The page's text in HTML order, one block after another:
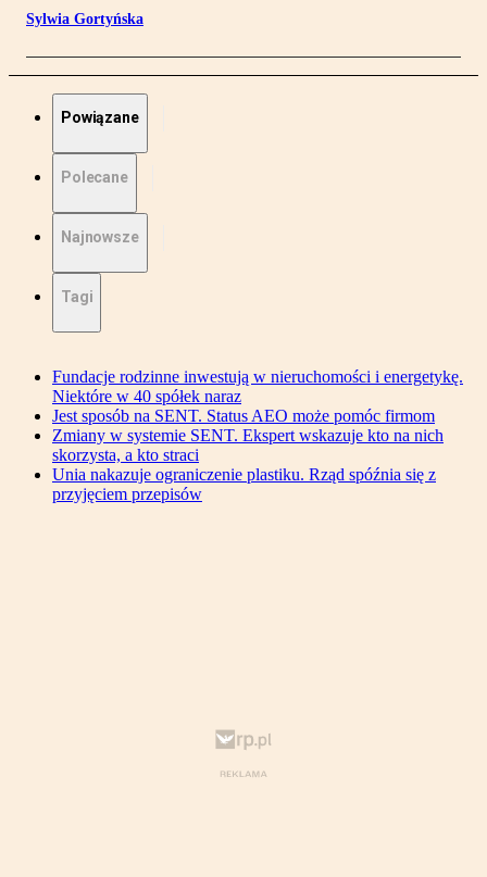
Sylwia Gortyńska
Powiązane
Polecane
Najnowsze
Tagi
Fundacje rodzinne inwestują w nieruchomości i energetykę.
Niektóre w 40 spółek naraz
Jest sposób na SENT. Status AEO może pomóc firmom
Zmiany w systemie SENT. Ekspert wskazuje kto na nich
skorzysta, a kto straci
Unia nakazuje ograniczenie plastiku. Rząd spóźnia się z
przyjęciem przepisów